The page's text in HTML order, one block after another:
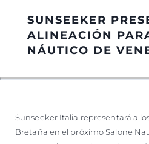
VALORE SU
SUNSEEKER
ALINEACIÓN
NÁUTICO DE
Sunseeker Italia representará a
Bretaña en el próximo Salone